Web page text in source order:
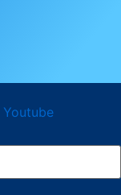
Youtube